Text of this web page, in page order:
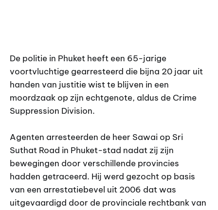
De politie in Phuket heeft een 65-jarige
voortvluchtige gearresteerd die bijna 20 jaar uit
handen van justitie wist te blijven in een
moordzaak op zijn echtgenote, aldus de Crime
Suppression Division.
Agenten arresteerden de heer Sawai op Sri
Suthat Road in Phuket-stad nadat zij zijn
bewegingen door verschillende provincies
hadden getraceerd. Hij werd gezocht op basis
van een arrestatiebevel uit 2006 dat was
uitgevaardigd door de provinciale rechtbank van